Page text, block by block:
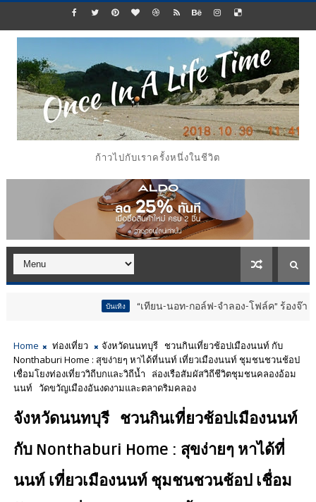
ก้าวไปกับเราครั้งหนึ่งในชีวิต
“เทียน-นอท-กอล์ฟ-จำลอง-โฟล์ค” ร้องจ๊าก!! อุปกรณ์ม่ว
Home ท่องเที่ยว
จังหวัดนนทบุรี ชวนกินเที่ยวช้อปเมืองนนท์ กับ
Nonthaburi Home : สุขง่ายๆ หาได้ที่นนท์ เที่ยวเมืองนนท์ ชุมชนชวนช้อป
เชื่อมโยงท่องเที่ยววิถีบกและวิถีน้ำ ล่องเรือสัมผัสวิถีชีวิตชุมชนคลองอ้อม
นนท์ วัดขวัญเมืองอันงดงามและตลาดริมคลอง
จังหวัดนนทบุรี ชวนกินเที่ยวช้อปเมืองนนท์
กับ Nonthaburi Home : สุขง่ายๆ หาได้ที่
นนท์ เที่ยวเมืองนนท์ ชุมชนชวนช้อป เชื่อม